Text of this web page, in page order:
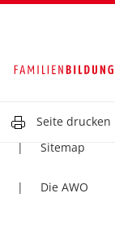
Seite drucken
Impressum
Sitemap
Die AWO